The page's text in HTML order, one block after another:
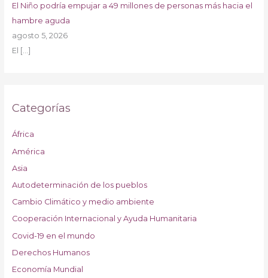
El Niño podría empujar a 49 millones de personas más hacia el
hambre aguda
agosto 5, 2026
El […]
Categorías
África
América
Asia
Autodeterminación de los pueblos
Cambio Climático y medio ambiente
Cooperación Internacional y Ayuda Humanitaria
Covid-19 en el mundo
Derechos Humanos
Economía Mundial